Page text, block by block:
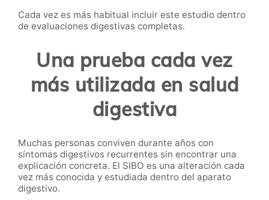
Cada vez es más habitual incluir este estudio dentro
de evaluaciones digestivas completas.
Una prueba cada vez
más utilizada en salud
digestiva
Muchas personas conviven durante años con
síntomas digestivos recurrentes sin encontrar una
explicación concreta. El SIBO es una alteración cada
vez más conocida y estudiada dentro del aparato
digestivo.